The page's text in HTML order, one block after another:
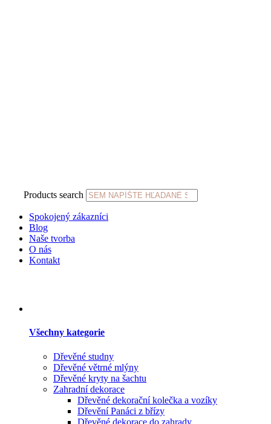
Products search
Spokojený zákazníci
Blog
Naše tvorba
O nás
Kontakt
Všechny kategorie
Dřevěné studny
Dřevěné větrné mlýny
Dřevěné kryty na šachtu
Zahradní dekorace
Dřevěné dekorační kolečka a vozíky
Dřevění Panáci z břízy
Dřevěné dekorace do zahrady